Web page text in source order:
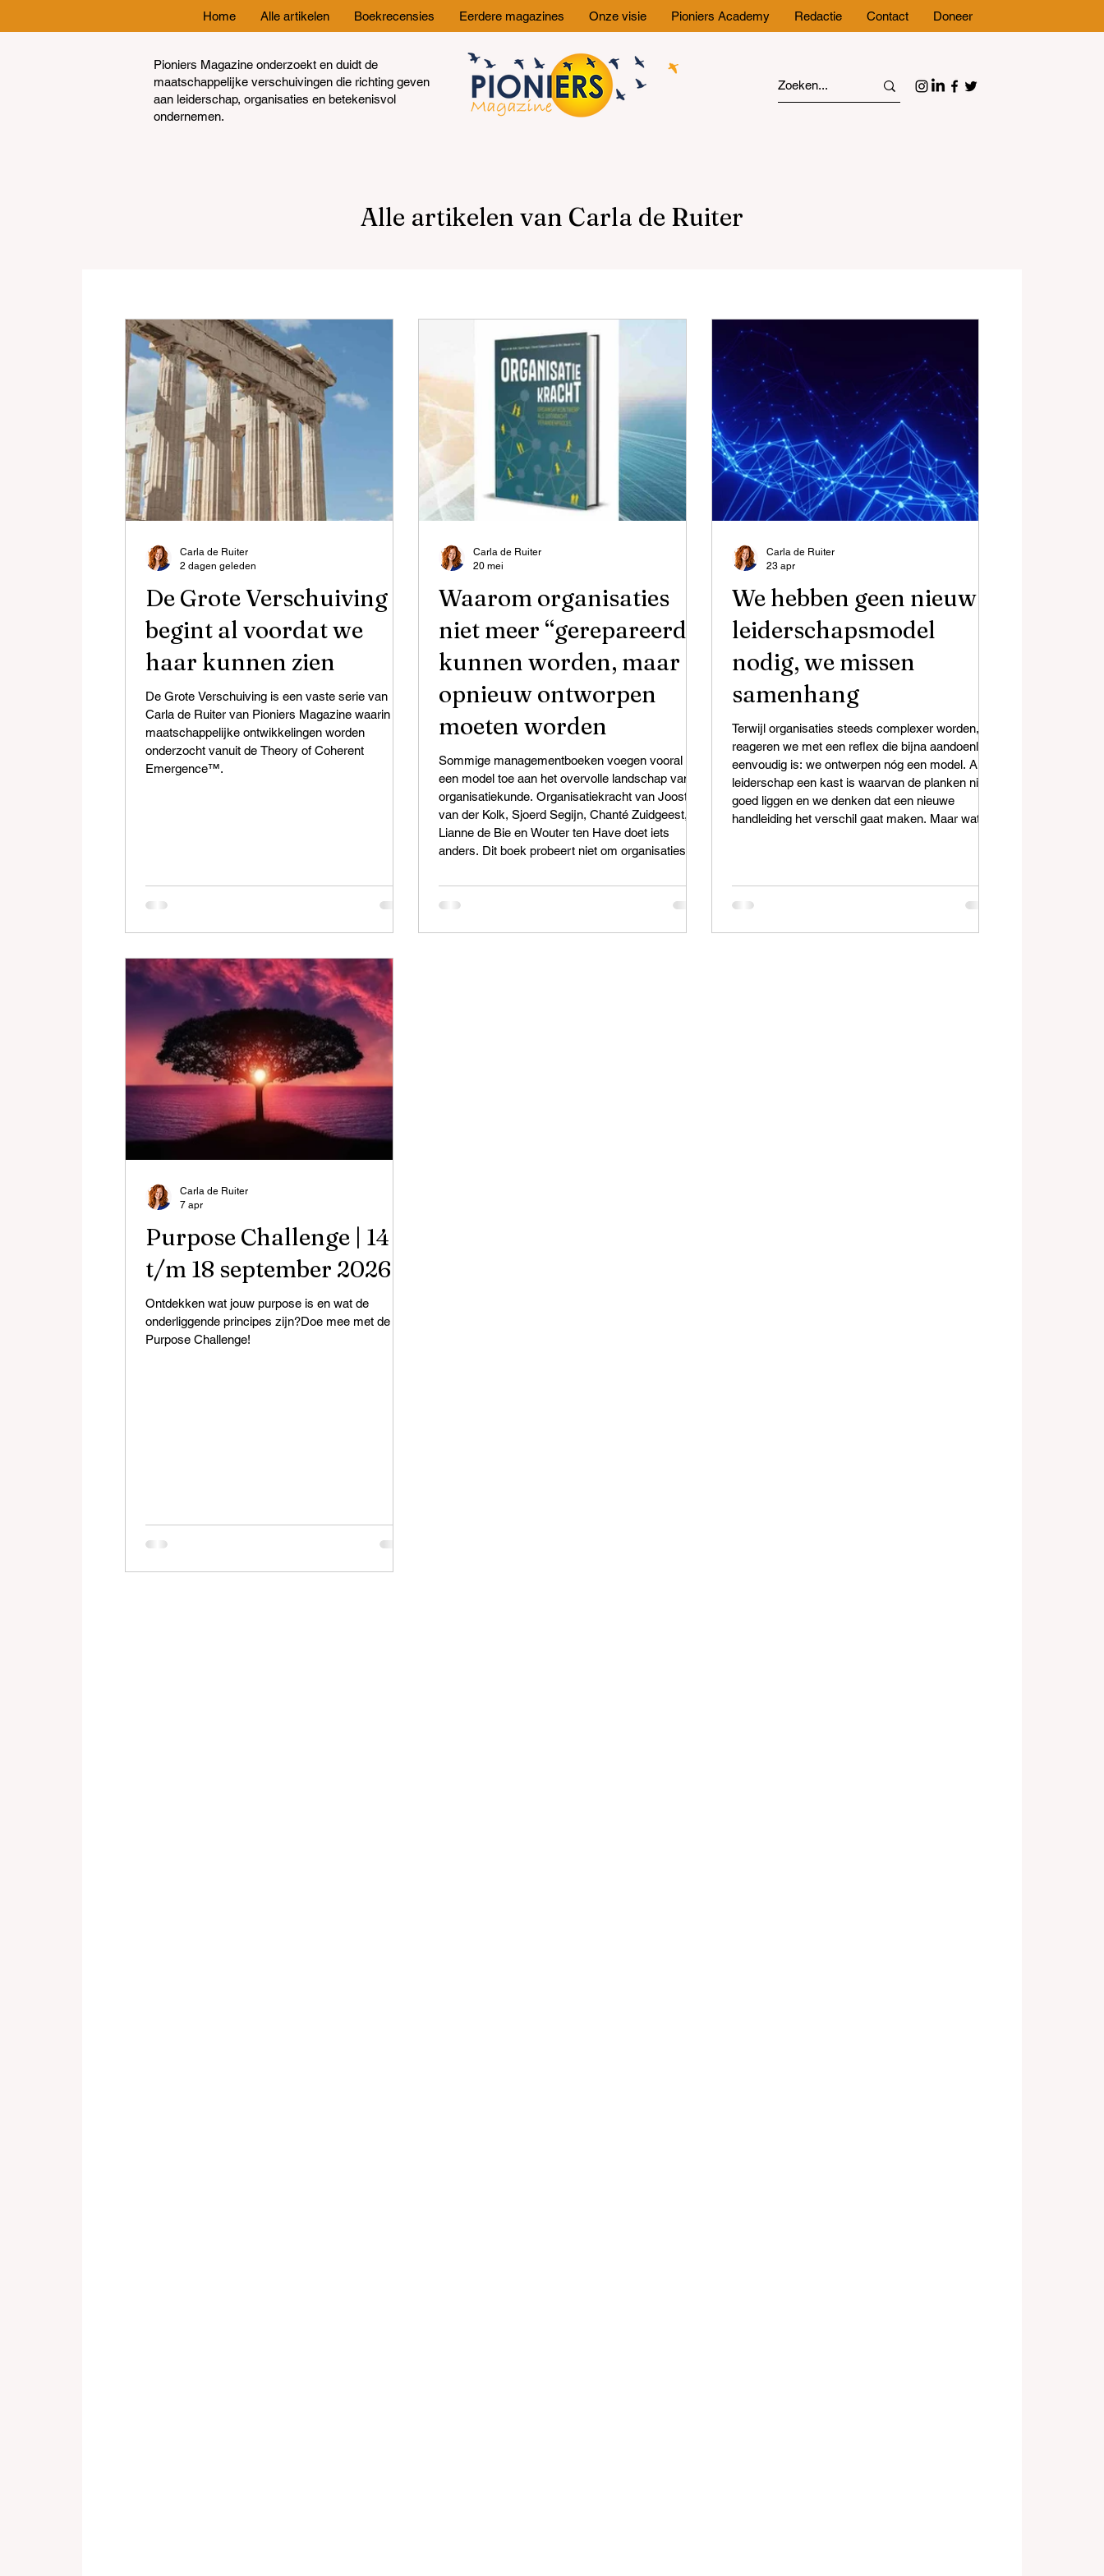
Home Alle artikelen Boekrecensies Eerdere magazines Onze visie Pioniers Academy Redactie Contact Doneer
Pioniers Magazine onderzoekt en duidt de
maatschappelijke verschuivingen die richting geven
aan leiderschap, organisaties en betekenisvol
ondernemen.
Alle artikelen van Carla de Ruiter
De Grote Verschuiving
begint al voordat we
haar kunnen zien
De Grote Verschuiving is een vaste serie van
Carla de Ruiter van Pioniers Magazine waarin
maatschappelijke ontwikkelingen worden
onderzocht vanuit de Theory of Coherent
Emergence™.
Carla de Ruiter
2 dagen geleden
Waarom organisaties
niet meer “gerepareerd”
kunnen worden, maar
opnieuw ontworpen
moeten worden
Sommige managementboeken voegen vooral nóg
een model toe aan het overvolle landschap van
organisatiekunde. Organisatiekracht van Joost
van der Kolk, Sjoerd Segijn, Chanté Zuidgeest,
Lianne de Bie en Wouter ten Have doet iets
anders. Dit boek probeert niet om organisaties
maar stelt een fundamentelere vraag: hoe
ontwerp je een organisatie die werkelijk
Carla de Ruiter
20 mei
We hebben geen nieuw
leiderschapsmodel
nodig, we missen
samenhang
Terwijl organisaties steeds complexer worden,
reageren we met een reflex die bijna aandoenlijk
eenvoudig is: we ontwerpen nóg een model. Alsof
leiderschap een kast is waarvan de planken niet
goed liggen en we denken dat een nieuwe
handleiding het verschil gaat maken. Maar wat
maar een herontdekking van samenhang?
Carla de Ruiter
23 apr
Purpose Challenge | 14
t/m 18 september 2026
Ontdekken wat jouw purpose is en wat de
onderliggende principes zijn?Doe mee met de
Purpose Challenge!
Carla de Ruiter
7 apr